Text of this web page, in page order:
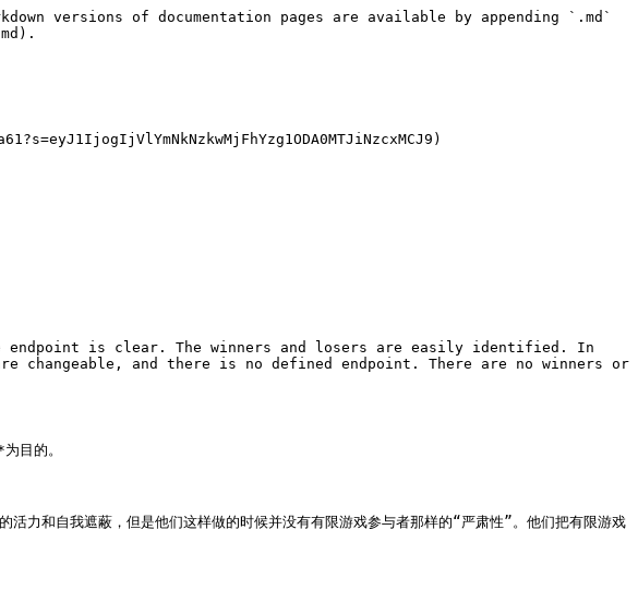
versions of documentation pages are available by appending `.md`
is clear. The winners and losers are easily identified. In
and there is no defined endpoint. There are no winners or
目的。
力和自我遮蔽，但是他们这样做的时候并没有有限游戏参与者那样的“严肃性”。他们把有限游戏